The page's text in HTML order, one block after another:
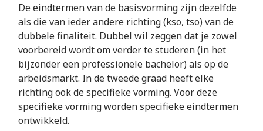
De eindtermen van de basisvorming zijn dezelfde
als die van ieder andere richting (kso, tso) van de
dubbele finaliteit. Dubbel wil zeggen dat je zowel
voorbereid wordt om verder te studeren (in het
bijzonder een professionele bachelor) als op de
arbeidsmarkt. In de tweede graad heeft elke
richting ook de specifieke vorming. Voor deze
specifieke vorming worden specifieke eindtermen
ontwikkeld.